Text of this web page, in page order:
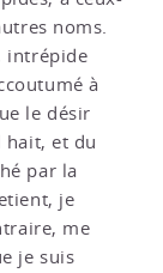
noms.
intrépide
à
le désir
hait, et du
par la
je
me
je suis